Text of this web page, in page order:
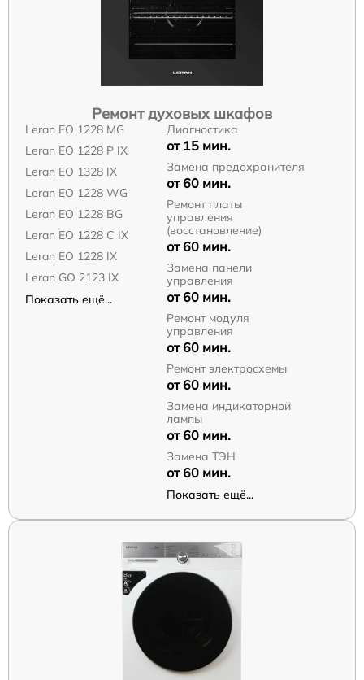
Ремонт духовых шкафов
Leran EO 1228 MG
Leran EO 1228 P IX
Leran EO 1328 IX
Leran EO 1228 WG
Leran EO 1228 BG
Leran EO 1228 C IX
Leran EO 1228 IX
Leran GO 2123 IX
Показать ещё...
Диагностика
от 15 мин.
Замена предохранителя
от 60 мин.
Ремонт платы
управления
(восстановление)
от 60 мин.
Замена панели
управления
от 60 мин.
Ремонт модуля
управления
от 60 мин.
Ремонт электросхемы
от 60 мин.
Замена индикаторной
лампы
от 60 мин.
Замена ТЭН
от 60 мин.
Показать ещё...